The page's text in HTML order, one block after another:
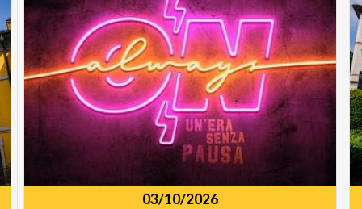
03/10/2026